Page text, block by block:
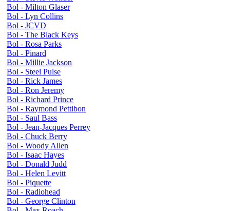
Bol - Milton Glaser
Bol - Lyn Collins
Bol - JCVD
Bol - The Black Keys
Bol - Rosa Parks
Bol - Pinard
Bol - Millie Jackson
Bol - Steel Pulse
Bol - Rick James
Bol - Ron Jeremy
Bol - Richard Prince
Bol - Raymond Pettibon
Bol - Saul Bass
Bol - Jean-Jacques Perrey
Bol - Chuck Berry
Bol - Woody Allen
Bol - Isaac Hayes
Bol - Donald Judd
Bol - Helen Levitt
Bol - Piquette
Bol - Radiohead
Bol - George Clinton